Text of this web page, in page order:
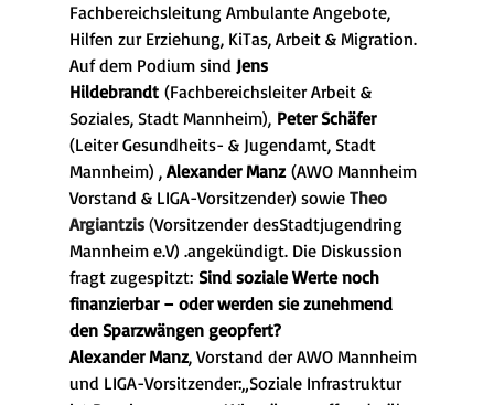
Fachbereichsleitung Ambulante Angebote,
Hilfen zur Erziehung, KiTas, Arbeit & Migration.
Auf dem Podium sind Jens
Hildebrandt (Fachbereichsleiter Arbeit &
Soziales, Stadt Mannheim), Peter Schäfer
(Leiter Gesundheits- & Jugendamt, Stadt
Mannheim) , Alexander Manz (AWO Mannheim
Vorstand & LIGA-Vorsitzender) sowie Theo
Argiantzis (Vorsitzender desStadtjugendring
Mannheim e.V) .angekündigt. Die Diskussion
fragt zugespitzt: Sind soziale Werte noch
finanzierbar – oder werden sie zunehmend
den Sparzwängen geopfert?
Alexander Manz, Vorstand der AWO Mannheim
und LIGA-Vorsitzender:„Soziale Infrastruktur